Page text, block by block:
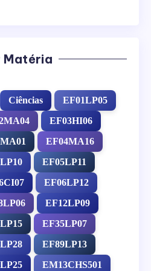
Matéria
Ciências
EF01LP05
EF03HI06
EF04MA16
EF05LP11
EF06LP12
EF12LP09
EF35LP07
EF89LP13
EM13CHS501